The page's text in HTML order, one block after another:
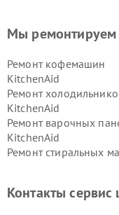
Мы ремонтируем
Ремонт кофемашин
KitchenAid
Ремонт
KitchenAid
Ремонт варочных
KitchenAid
Ремонт стиральных
Контакты сервис